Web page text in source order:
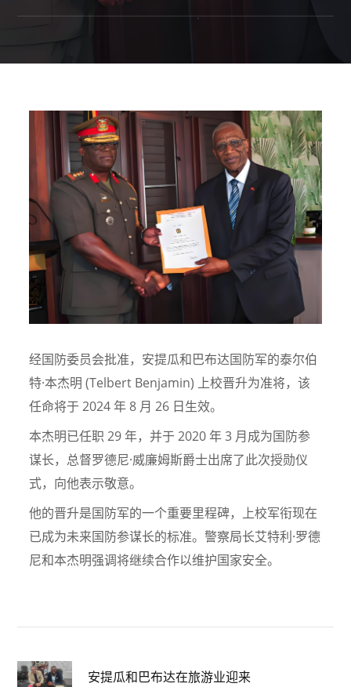
经国防委员会批准，安提瓜和巴布达国防军的泰尔伯
特·本杰明 (Telbert Benjamin) 上校晋升为准将，该
任命将于 2024 年 8 月 26 日生效。
本杰明已任职 29 年，并于 2020 年 3 月成为国防参
谋长，总督罗德尼·威廉姆斯爵士出席了此次授勋仪
式，向他表示敬意。
他的晋升是国防军的一个重要里程碑，上校军衔现在
已成为未来国防参谋长的标准。警察局长艾特利·罗德
尼和本杰明强调将继续合作以维护国家安全。
安提瓜和巴布达在旅游业迎来